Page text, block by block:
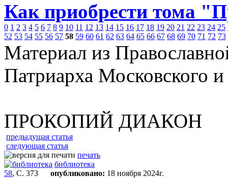
Как приобрести тома
0 1 2 3 4 5 6 7 8 9 10 11 12 13 14 15 16 17 18 19 20 21 22 23 24 25
52 53 54 55 56 57 58 59 60 61 62 63 64 65 66 67 68 69 70 71 72 73
Материал из
Патриарха Московского
ПРОКОПИЙ ДИАКОН
предыдущая статья
следующая статья
печать
библиотека
58, С. 373 опубликовано: 18 ноября 2024г.